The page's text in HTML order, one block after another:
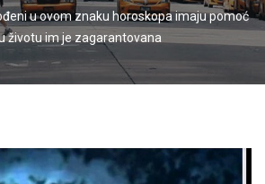
u ovom znaku horoskopa imaju pomoć
životu im je zagarantovana